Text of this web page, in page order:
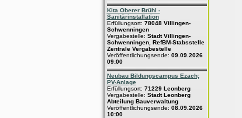
Kita Oberer Brühl -
Sanitärinstallation
Erfüllungsort: 78048 Villingen-
Schwenningen
Vergabestelle: Stadt Villingen-
Schwenningen, RefBM-Stabsstelle
Zentrale Vergabestelle
Veröffentlichungsende: 09.09.2026
09:00
Neubau Bildungscampus Ezach;
PV-Anlage
Erfüllungsort: 71229 Leonberg
Vergabestelle: Stadt Leonberg
Abteilung Bauverwaltung
Veröffentlichungsende: 08.09.2026
10:00